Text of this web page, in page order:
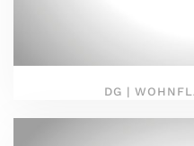
DG |